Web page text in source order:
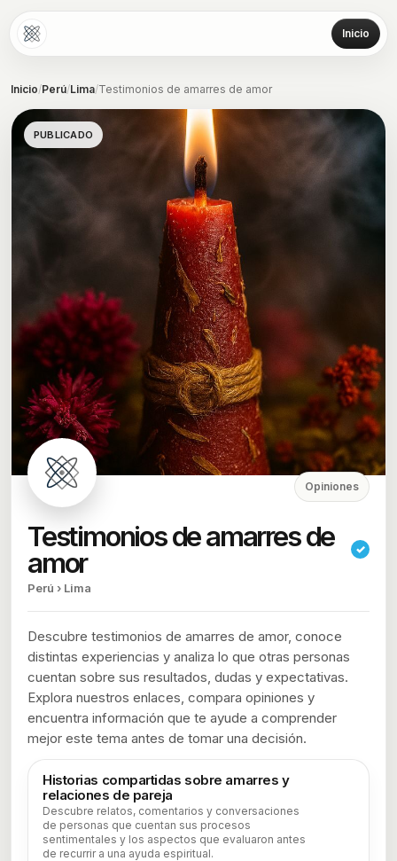
Inicio
Inicio/Perú/Lima/Testimonios de amarres de amor
PUBLICADO
Opiniones
Testimonios de amarres de
amor ✓
Perú › Lima
Descubre testimonios de amarres de amor, conoce
distintas experiencias y analiza lo que otras personas
cuentan sobre sus resultados, dudas y expectativas.
Explora nuestros enlaces, compara opiniones y
encuentra información que te ayude a comprender
mejor este tema antes de tomar una decisión.
Historias compartidas sobre amarres y
relaciones de pareja
Descubre relatos, comentarios y conversaciones
de personas que cuentan sus procesos
sentimentales y los aspectos que evaluaron antes
de recurrir a una ayuda espiritual.